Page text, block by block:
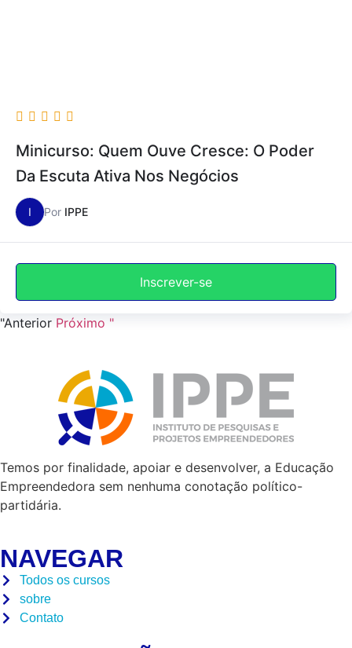
Minicurso: Quem Ouve Cresce: O Poder
Da Escuta Ativa Nos Negócios
I Por IPPE
Inscrever-se
"Anterior Próximo "
Temos por finalidade, apoiar e desenvolver, a Educação
Empreendedora sem nenhuma conotação político-
partidária.
NAVEGAR
Todos os cursos
sobre
Contato